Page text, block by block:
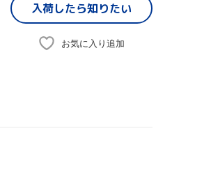
入荷したら知りたい
お気に入り追加